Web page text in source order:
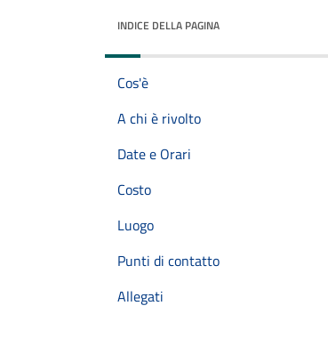
INDICE DELLA PAGINA
Cos'è
A chi è rivolto
Date e Orari
Costo
Luogo
Punti di contatto
Allegati